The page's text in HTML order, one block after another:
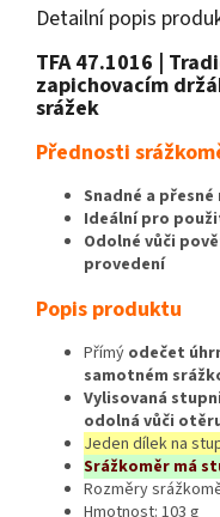
Detailní popis
TFA 47.1016 |
zapichovacím
srážek
Přednosti
Snadné a
Ideální pro
Odolné vůči
provedení
Popis produktu
Přímý odečet
samotném
Vylisovaná
odolná vůči
Jeden dílek na
Srážkoměr má
Rozměry